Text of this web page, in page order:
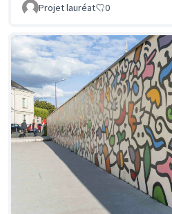
Projet lauréat 0